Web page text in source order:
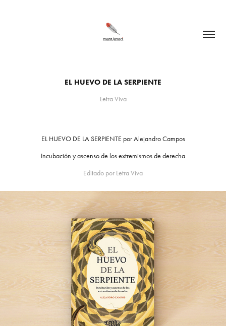
EL HUEVO DE LA SERPIENTE
Letra Viva
EL HUEVO DE LA SERPIENTE por Alejandro Campos
Incubación y ascenso de los extremismos de derecha
Editado por Letra Viva